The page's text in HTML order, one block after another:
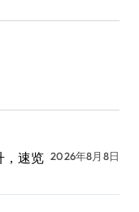
，速览 2026年8月8日